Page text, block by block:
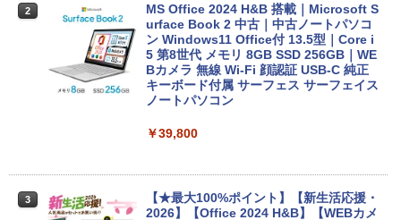
2
MS Office 2024 H&B 搭載｜Microsoft S
urface Book 2 中古｜中古ノートパソコ
ン Windows11 Office付 13.5型｜Core i
5 第8世代 メモリ 8GB SSD 256GB｜WE
Bカメラ 無線 Wi-Fi 顔認証 USB-C 純正
キーボード付属 サーフェス サーフェイス
ノートパソコン
￥39,800
3
【★最大100%ポイント】【新生活応援・
2026】【Office 2024 H&B】【WEBカメ